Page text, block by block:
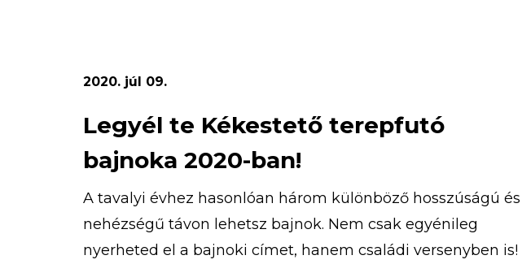
2020. júl 09.
Legyél te Kékestető terepfutó
bajnoka 2020-ban!
A tavalyi évhez hasonlóan három különböző hosszúságú és
nehézségű távon lehetsz bajnok. Nem csak egyénileg
nyerheted el a bajnoki címet, hanem családi versenyben is!